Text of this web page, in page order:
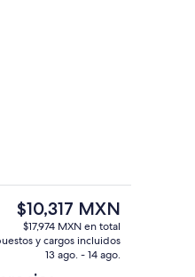
Cafetera y tetera, refrigerador,
El
precio
actual
$10,317 MXN
$17,974 MXN en total
y cargos incluidos
13 ago. - 14 ago.